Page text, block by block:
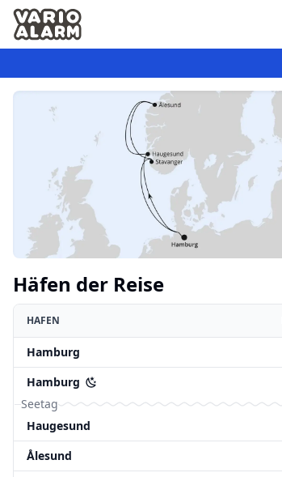
Häfen der Reise
HAFEN
Hamburg
Hamburg
Seetag
Haugesund
Ålesund